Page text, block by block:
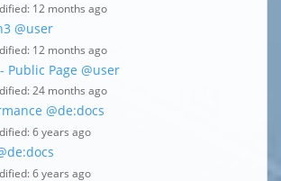
12 months ago
@user
12 months ago
Public Page @user
24 months ago
@de:docs
6 years ago
6 years ago